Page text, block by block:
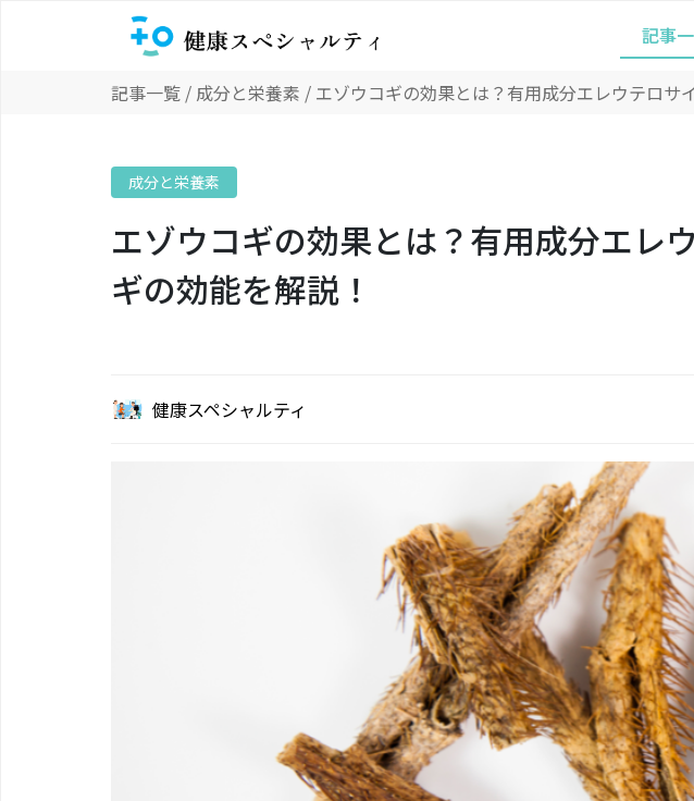
記事
記事一覧 / 成分と栄養素 / エゾウコギの効果とは？有用成分エレウテロサ
成分と栄養素
エゾウコギの効果とは？有用成分エレ
ギの効能を解説！
健康スペシャルティ